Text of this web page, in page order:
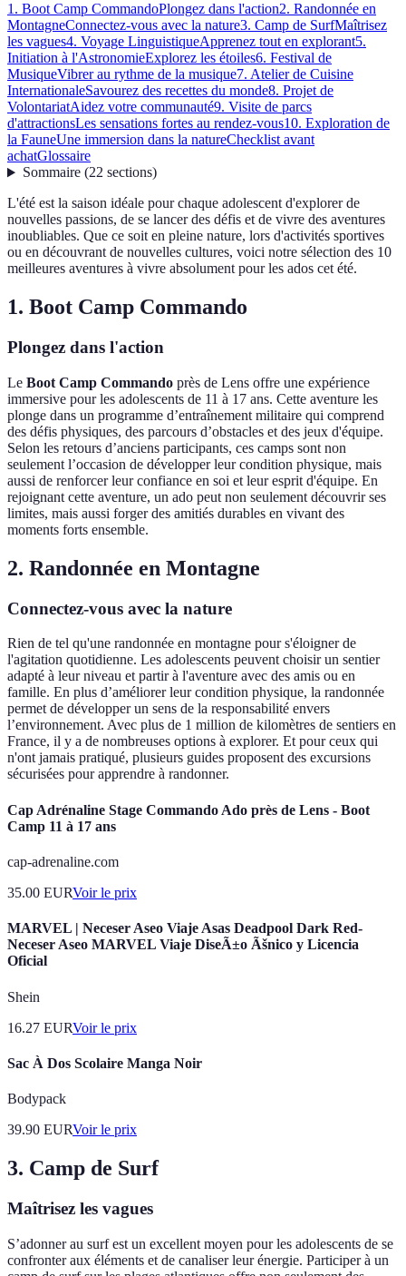
1. Boot Camp CommandoPlongez dans l'action2. Randonnée en
MontagneConnectez-vous avec la nature3. Camp de SurfMaîtrisez
les vagues4. Voyage LinguistiqueApprenez tout en explorant5.
Initiation à l'AstronomieExplorez les étoiles6. Festival de
MusiqueVibrer au rythme de la musique7. Atelier de Cuisine
InternationaleSavourez des recettes du monde8. Projet de
VolontariatAidez votre communauté9. Visite de parcs
d'attractionsLes sensations fortes au rendez-vous10. Exploration de
la FauneUne immersion dans la natureChecklist avant
achatGlossaire
Sommaire(22 sections)
L'été est la saison idéale pour chaque adolescent d'explorer de
nouvelles passions, de se lancer des défis et de vivre des aventures
inoubliables. Que ce soit en pleine nature, lors d'activités sportives
ou en découvrant de nouvelles cultures, voici notre sélection des 10
meilleures aventures à vivre absolument pour les ados cet été.
1. Boot Camp Commando
Plongez dans l'action
Le Boot Camp Commando près de Lens offre une expérience
immersive pour les adolescents de 11 à 17 ans. Cette aventure les
plonge dans un programme d’entraînement militaire qui comprend
des défis physiques, des parcours d’obstacles et des jeux d'équipe.
Selon les retours d’anciens participants, ces camps sont non
seulement l’occasion de développer leur condition physique, mais
aussi de renforcer leur confiance en soi et leur esprit d'équipe. En
rejoignant cette aventure, un ado peut non seulement découvrir ses
limites, mais aussi forger des amitiés durables en vivant des
moments forts ensemble.
2. Randonnée en Montagne
Connectez-vous avec la nature
Rien de tel qu'une randonnée en montagne pour s'éloigner de
l'agitation quotidienne. Les adolescents peuvent choisir un sentier
adapté à leur niveau et partir à l'aventure avec des amis ou en
famille. En plus d’améliorer leur condition physique, la randonnée
permet de développer un sens de la responsabilité envers
l’environnement. Avec plus de 1 million de kilomètres de sentiers en
France, il y a de nombreuses options à explorer. Et pour ceux qui
n'ont jamais pratiqué, plusieurs guides proposent des excursions
sécurisées pour apprendre à randonner.
Cap Adrénaline Stage Commando Ado près de Lens - Boot
Camp 11 à 17 ans
cap-adrenaline.com
35.00 EURVoir le prix
MARVEL | Neceser Aseo Viaje Asas Deadpool Dark Red-
Neceser Aseo MARVEL Viaje DiseÃ±o Ãšnico y Licencia
Oficial
Shein
16.27 EURVoir le prix
Sac À Dos Scolaire Manga Noir
Bodypack
39.90 EURVoir le prix
3. Camp de Surf
Maîtrisez les vagues
S’adonner au surf est un excellent moyen pour les adolescents de se
confronter aux éléments et de canaliser leur énergie. Participer à un